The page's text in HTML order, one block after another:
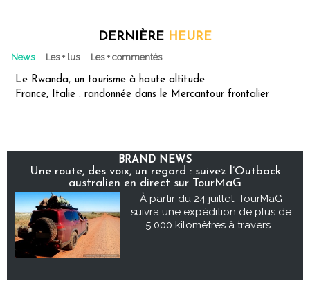
DERNIÈRE HEURE
News Les + lus Les + commentés
Le Rwanda, un tourisme à haute altitude
France, Italie : randonnée dans le Mercantour frontalier
BRAND NEWS
Une route, des voix, un regard : suivez l’Outback
australien en direct sur TourMaG
À partir du 24 juillet, TourMaG
suivra une expédition de plus de
5 000 kilomètres à travers...